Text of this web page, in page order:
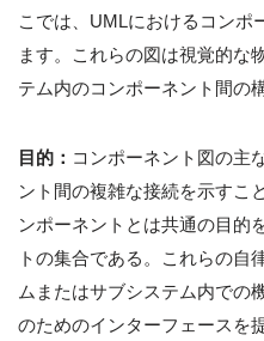
こでは、UMLにおけるコンポ
ます。これらの図は視覚的な
テム内のコンポーネント間の
目的： コンポーネント図の主
ント間の複雑な接続を示すこ
ンポーネントとは共通の目的
トの集合である。これらの自
ムまたはサブシステム内での
のためのインターフェースを